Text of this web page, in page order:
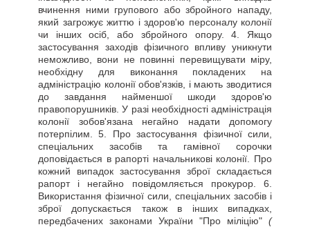
вчинення ними групового або збройного нападу,
який загрожує життю і здоров'ю персоналу колонії
чи інших осіб, або збройного опору. 4. Якщо
застосування заходів фізичного впливу уникнути
неможливо, вони не повинні перевищувати міру,
необхідну для виконання покладених на
адміністрацію колонії обов'язків, і мають зводитися
до завдання найменшої шкоди здоров'ю
правопорушників. У разі необхідності адміністрація
колонії зобов'язана негайно надати допомогу
потерпілим. 5. Про застосування фізичної сили,
спеціальних засобів та гамівної сорочки
доповідається в рапорті начальникові колонії. Про
кожний випадок застосування зброї складається
рапорт і негайно повідомляється прокурор. 6.
Використання фізичної сили, спеціальних засобів і
зброї допускається також в інших випадках,
передбачених законами України "Про міліцію" (